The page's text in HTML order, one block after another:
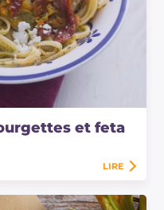
et feta
LIRE